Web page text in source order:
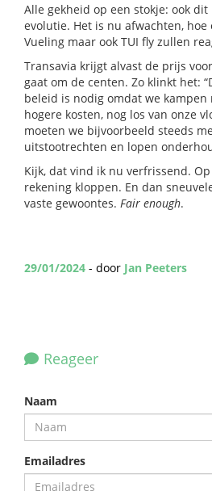
Alle gekheid op een stokje: ook
evolutie. Het is nu afwachten, hoe
Vueling maar ook TUI fly zullen
Transavia krijgt alvast de prijs
gaat om de centen. Zo klinkt het:
beleid is nodig omdat we kampen
hogere kosten, nog los van onze
moeten we bijvoorbeeld steeds
uitstootrechten en lopen
Kijk, dat vind ik nu verfrissend.
rekening kloppen. En dan
vaste gewoontes. Fair enough.
29/01/2024 - door Jan Peeters
Reageer
Naam
Emailadres